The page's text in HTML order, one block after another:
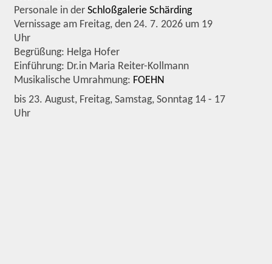
Personale in der Schloßgalerie Schärding
Vernissage am Freitag, den 24. 7. 2026 um 19
Uhr
Begrüßung: Helga Hofer
Einführung: Dr.in Maria Reiter-Kollmann
Musikalische Umrahmung: FOEHN
bis 23. August, Freitag, Samstag, Sonntag 14 - 17
Uhr